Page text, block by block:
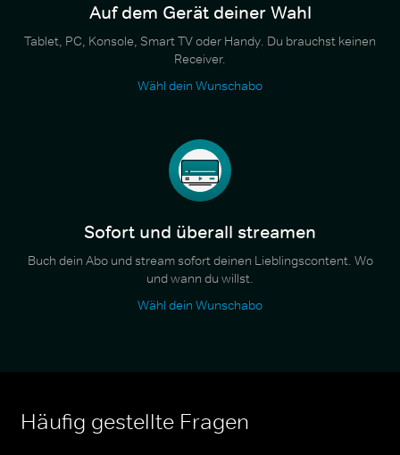
Auf dem Gerät deiner Wahl
Tablet, PC, Konsole, Smart TV oder Handy. Du brauchst keinen
Receiver.
Wähl dein Wunschabo
Sofort und überall streamen
Buch dein Abo und stream sofort deinen Lieblingscontent. Wo
und wann du willst.
Wähl dein Wunschabo
Häufig gestellte Fragen